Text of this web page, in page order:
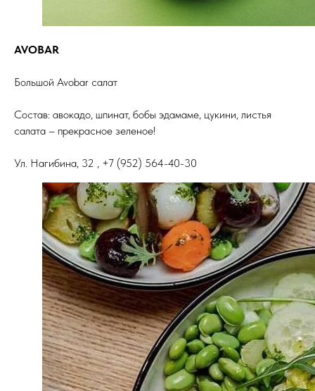
AVOBAR
Большой Avobar салат
Состав: авокадо, шпинат, бобы эдамаме, цукини, листья
салата – прекрасное зеленое!
Ул. Нагибина, 32 , +7 (952) 564-40-30